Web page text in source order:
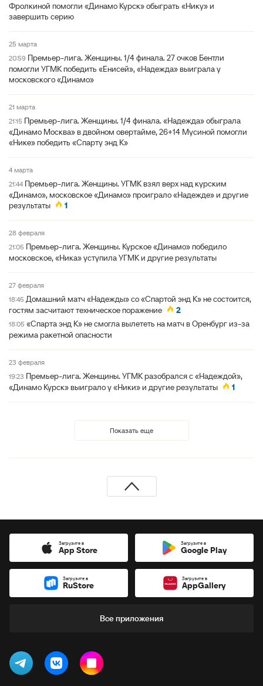
Фролкиной помогли «Динамо Курск» обыграть «Нику» и
завершить серию
25 марта
20:59 Премьер-лига. Женщины. 1/4 финала. 27 очков Бентли
помогли УГМК победить «Енисей», «Надежда» выиграла у
московского «Динамо»
21 марта
21:15 Премьер-лига. Женщины. 1/4 финала. «Надежда» обыграла
«Динамо Москва» в двойном овертайме, 26+14 Мусиной помогли
«Нике» победить «Спарту энд К»
4 марта
21:44 Премьер-лига. Женщины. УГМК взял верх над курским
«Динамо», московское «Динамо» проиграло «Надежде» и другие
результаты
1
28 февраля
21:05 Премьер-лига. Женщины. Курское «Динамо» победило
московское, «Ника» уступила УГМК и другие результаты
27 февраля
18:45 Домашний матч «Надежды» со «Спартой энд К» не состоится,
гостям засчитают техническое поражение
2
18:05 «Спарта энд К» не смогла вылететь на матч в Оренбург из-за
режима ракетной опасности
23 февраля
19:23 Премьер-лига. Женщины. УГМК разобрался с «Надеждой»,
«Динамо Курск» выиграло у «Ники» и другие результаты
1
Показать еще
Загрузите в
App Store
Загрузите в
Google Play
Загрузите в
RuStore
Загрузите в
AppGallery
Все приложения